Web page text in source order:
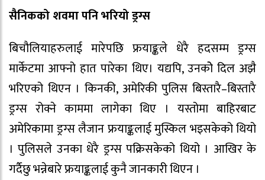
सैनिकको शवमा पनि भरियो ड्रग्स
बिचौलियाहरुलाई मारेपछि फ्रयाङ्कले धेरै हदसम्म ड्रग्स
मार्केटमा आफ्नो हात पारेका थिए। यद्यपि, उनकोे दिल अझै
भरिएको थिएन । किनकी, अमेरिकी पुलिस बिस्तारै–बिस्तारै
ड्रग्स रोक्ने काममा लागेका थिए । यस्तोमा बाहिरबाट
अमेरिकामा ड्रग्स लैजान फ्रयाङ्कलाई मुस्किल भइसकेको थियो
। पुलिसले उनका धेरै ड्रग्स पक्रिसकेको थियो । आखिर के
गर्दैछु भन्नेबारे फ्रयाङ्कलाई कुनै जानकारी थिएन ।